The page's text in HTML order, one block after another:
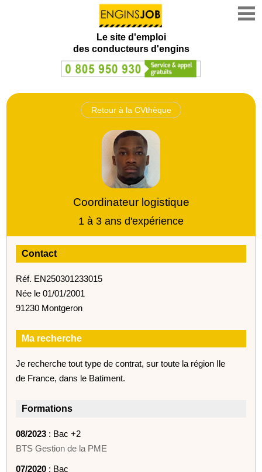
Le site d'emploi
des conducteurs d'engins
Retour à la CVthèque
Coordinateur logistique
1 à 3 ans d'expérience
Contact
Réf. EN250301233015
Née le 01/01/2001
91230 Montgeron
Ma recherche
Je recherche tout type de contrat, sur toute la région Ile
de France, dans le Batiment.
Formations
08/2023 : Bac +2
BTS Gestion de la PME
07/2020 : Bac